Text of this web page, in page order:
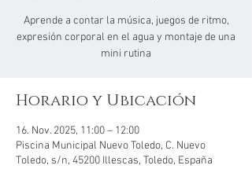
Aprende a contar la música, juegos de ritmo,
expresión corporal en el agua y montaje de una
mini rutina
Horario y Ubicación
16. Nov. 2025, 11:00 – 12:00
Piscina Municipal Nuevo Toledo, C. Nuevo
Toledo, s/n, 45200 Illescas, Toledo, España